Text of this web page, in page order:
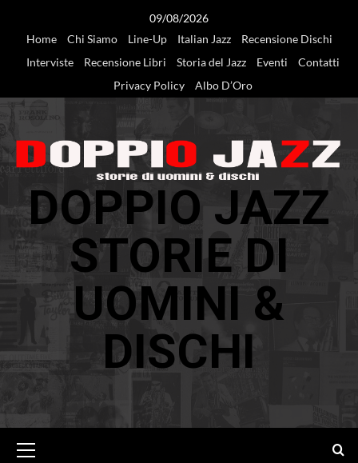
09/08/2026
Home
Chi Siamo Line-Up Italian Jazz
Recensione Dischi
Interviste
Recensione Libri Storia del Jazz Eventi
Contatti
Privacy Policy
Albo D’Oro
DOPPIO JAZZ
STORIE DI
UOMINI &
DISCHI
principale